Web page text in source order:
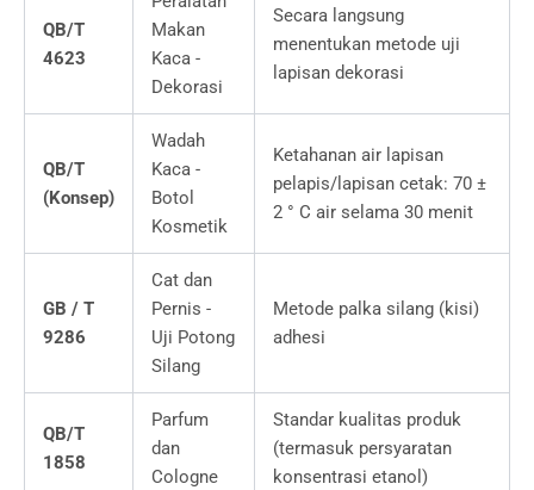
QB/T
4623
Makan
Kaca -
Dekorasi
Secara langsung
menentukan metode uji
lapisan dekorasi
QB/T
(Konsep)
Wadah
Kaca -
Botol
Kosmetik
Ketahanan air lapisan
pelapis/lapisan cetak: 70 ±
2 ° C air selama 30 menit
GB / T
9286
Cat dan
Pernis -
Uji Potong
Silang
Metode palka silang (kisi)
adhesi
QB/T
1858
Parfum
dan
Cologne
Standar kualitas produk
(termasuk persyaratan
konsentrasi etanol)